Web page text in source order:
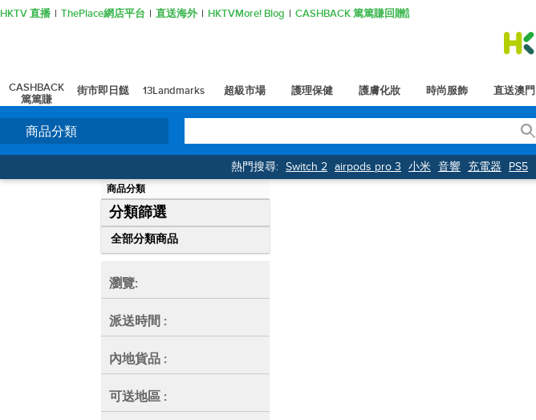
HKTV 直播 ThePlace網店平台 直送海外 HKTVMore! Blog CASHBACK 篤篤賺回贈計劃
CASHBACK
篤篤賺
街市即日餸 13Landmarks 超級市場 護理保健 護膚化妝 時尚服飾 直送澳門
商品分類
熱門搜尋: Switch 2 airpods pro 3 小米 音響 充電器 PS5
商品分類
分類篩選
全部分類商品
瀏覽:
派送時間 :
內地貨品 :
可送地區 :